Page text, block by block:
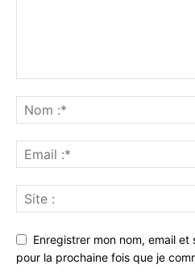
Enregistrer mon nom, email
pour la prochaine fois que je